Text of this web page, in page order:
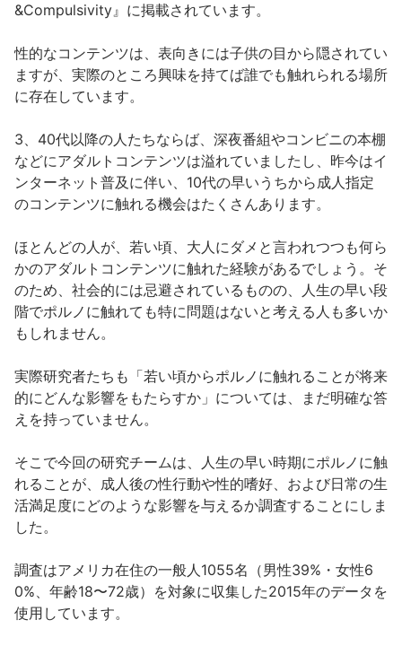
&Compulsivity』に掲載されています。
性的なコンテンツは、表向きには子供の目から隠されてい
ますが、実際のところ興味を持てば誰でも触れられる場所
に存在しています。
3、40代以降の人たちならば、深夜番組やコンビニの本棚
などにアダルトコンテンツは溢れていましたし、昨今はイ
ンターネット普及に伴い、10代の早いうちから成人指定
のコンテンツに触れる機会はたくさんあります。
ほとんどの人が、若い頃、大人にダメと言われつつも何ら
かのアダルトコンテンツに触れた経験があるでしょう。そ
のため、社会的には忌避されているものの、人生の早い段
階でポルノに触れても特に問題はないと考える人も多いか
もしれません。
実際研究者たちも「若い頃からポルノに触れることが将来
的にどんな影響をもたらすか」については、まだ明確な答
えを持っていません。
そこで今回の研究チームは、人生の早い時期にポルノに触
れることが、成人後の性行動や性的嗜好、および日常の生
活満足度にどのような影響を与えるか調査することにしま
した。
調査はアメリカ在住の一般人1055名（男性39%・女性6
0%、年齢18〜72歳）を対象に収集した2015年のデータを
使用しています。